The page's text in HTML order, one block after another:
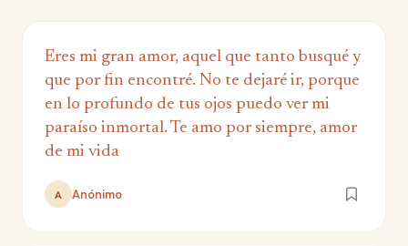
Eres mi gran amor, aquel que tanto busqué y
que por fin encontré. No te dejaré ir, porque
en lo profundo de tus ojos puedo ver mi
paraíso inmortal. Te amo por siempre, amor
de mi vida
A Anónimo